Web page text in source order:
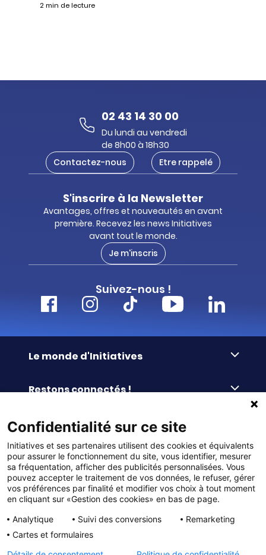
2 min de lecture
02 43 14 30 00
Du lundi au vendredi
de 8h00 à 18h30
Contactez-nous
Etre rappelé
S'inscrire à la Newsletter
Avantages, offres et nouveautés en avant
première. Recevez les news Initiatives
avant tout le monde.
Je m'inscris
Suivez-nous !
Le monde d'Initiatives
Le Fond’Actions Initiatives
Enquête de satisfaction
Restons connectés !
Le blog
La newsletter
Commander facilement
Commande par référence
Catalogues à télécharger
Panier
La livraison
Le paiement
Services & FAQ
Reprise des invendus
Paiement différé sans frais
100% Satisfait ou Remboursé
Le service Après-Vente
Liens pratiques
© DMP Initiatives 10 avenue Georges Auric - 72021
LE MANS CEDEX 2
Initiatives est le spécialiste français des solutions de
collecte de fonds pour les établissements scolaires
Confidentialité sur ce site
Initiatives et ses partenaires utilisent des cookies et équivalents
pour assurer le fonctionnement du site, vous identifier, mesurer
sa fréquentation, afficher des publicités personnalisées. Vous
pouvez accepter le traitement de vos données, le refuser, gérer
vos préférences par finalité et modifier vos choix à tout moment
en cliquant sur «Gestion des cookies» en bas de page.
Analytique
Suivi des conversions
Remarketing
Cartes et formulaires